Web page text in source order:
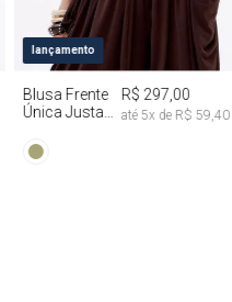
lançamento G
Blusa Frente
Única Justa
R$ 297,00
até 5x de R$ 59,40